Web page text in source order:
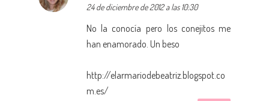
24 de diciembre de 2012 a las 10:30
No la conocía pero los conejitos me
han enamorado. Un beso
http://elarmariodebeatriz.blogspot.co
m.es/